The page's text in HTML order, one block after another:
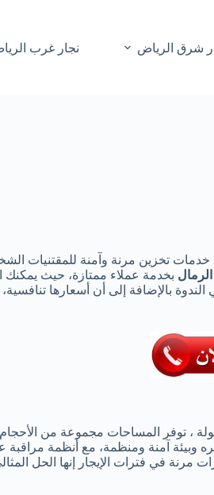
شرق الرياض نجار غرب
تخزين مرنة وآمنة للمقتنيات
بخدمة عملاء ممتازة، حيث
الندوة بالإضافة إلى أن أسعارها
، توفر المساحات مجموعة من
وبيئة آمنة ومنظمة، مع أنظمة مراقبة
مرنة في فترات الإيجار إنها الحل